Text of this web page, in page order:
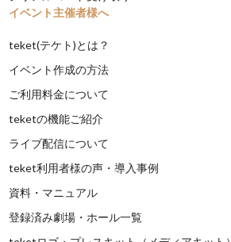
イベント主催者様へ
teket(テケト)とは？
イベント作成の方法
ご利用料金について
teketの機能ご紹介
ライブ配信について
teket利用者様の声・導入事例
資料・マニュアル
登録済み劇場・ホール一覧